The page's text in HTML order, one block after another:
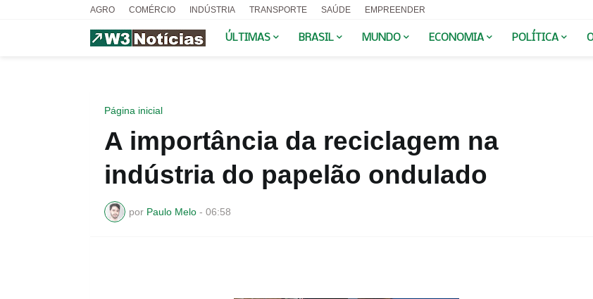
AGRO COMÉRCIO INDÚSTRIA TRANSPORTE SAÚDE EMPREENDER
ÚLTIMAS BRASIL MUNDO ECONOMIA POLÍTICA
Página inicial
A importância da reciclagem na
indústria do papelão ondulado
por Paulo Melo - 06:58